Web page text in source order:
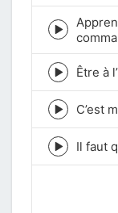
play
icon
Episode
play
icon
Episode
play
icon
Être à
Episode
play
icon
C’est
Episode
play
Il faut